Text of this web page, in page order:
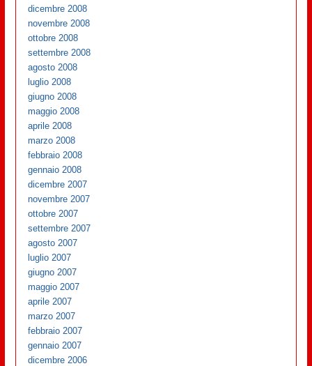
dicembre 2008
novembre 2008
ottobre 2008
settembre 2008
agosto 2008
luglio 2008
giugno 2008
maggio 2008
aprile 2008
marzo 2008
febbraio 2008
gennaio 2008
dicembre 2007
novembre 2007
ottobre 2007
settembre 2007
agosto 2007
luglio 2007
giugno 2007
maggio 2007
aprile 2007
marzo 2007
febbraio 2007
gennaio 2007
dicembre 2006